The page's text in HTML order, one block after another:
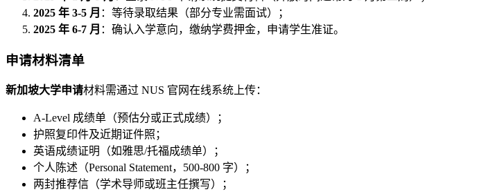
2025 年 3-5 月 ：等待录取结果（部分专业需面试）；
2025 年 6-7 月 ：确认入学意向，缴纳学费押金，申请学生准证。
申请材料清单
新加坡大学申请材料需通过 NUS 官网在线系统上传：
A-Level 成绩单（预估分或正式成绩）；
护照复印件及近期证件照；
英语成绩证明（如雅思/托福成绩单）；
个人陈述（Personal Statement，500-800 字）；
两封推荐信（学术导师或班主任撰写）；